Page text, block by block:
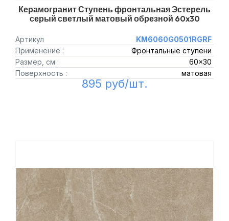
Керамогранит Ступень фронтальная Эстерель
серый светлый матовый обрезной 60x30
Артикул
KM6060G0501RGRF
Применение :
Фронтальные ступени
Размер, см :
60x30
Поверхность :
матовая
895 руб/шт.